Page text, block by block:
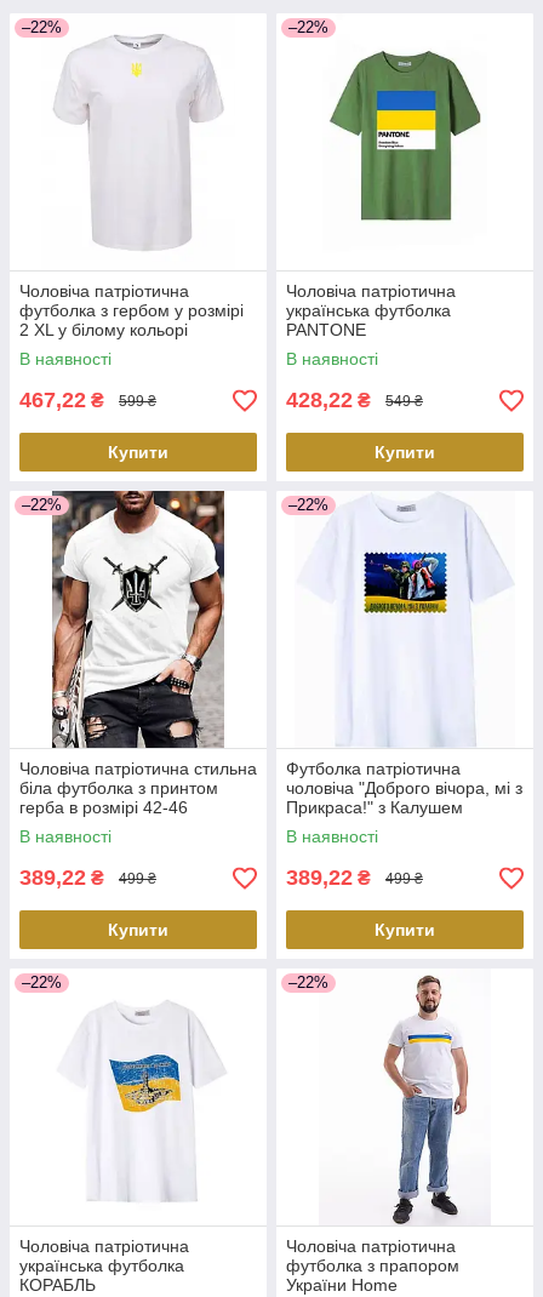
–22%
Чоловіча патріотична
футболка з гербом у розмірі
2 XL у білому кольорі
В наявності
467,22 ₴ 599 ₴
Купити
–22%
Чоловіча патріотична
українська футболка
PANTONE
В наявності
428,22 ₴ 549 ₴
Купити
–22%
Чоловіча патріотична стильна
біла футболка з принтом
герба в розмірі 42-46
В наявності
389,22 ₴ 499 ₴
Купити
–22%
Футболка патріотична
чоловіча "Доброго вічора, мі з
Прикраса!" з Калушем
В наявності
389,22 ₴ 499 ₴
Купити
–22%
Чоловіча патріотична
українська футболка
КОРАБЛЬ
–22%
Чоловіча патріотична
футболка з прапором
України Home